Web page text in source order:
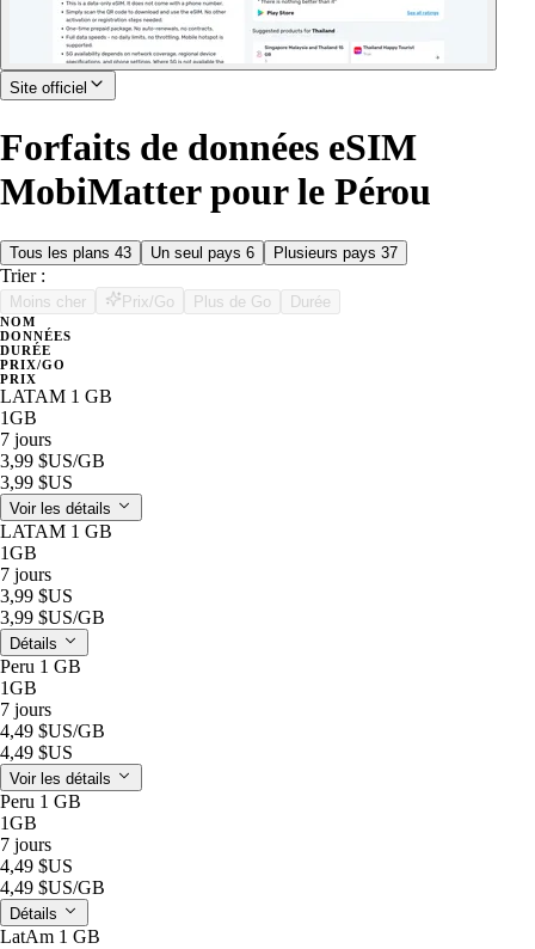
Site officiel
Forfaits de données eSIM
MobiMatter pour le Pérou
Tous les plans 43 Un seul pays 6 Plusieurs pays 37
Trier :
Moins cher Prix/Go Plus de Go Durée
NOM
DONNÉES
DURÉE
PRIX/GO
PRIX
LATAM 1 GB
1GB
7 jours
3,99 $US/GB
3,99 $US
Voir les détails
LATAM 1 GB
1GB
7 jours
3,99 $US
3,99 $US/GB
Détails
Peru 1 GB
1GB
7 jours
4,49 $US/GB
4,49 $US
Voir les détails
Peru 1 GB
1GB
7 jours
4,49 $US
4,49 $US/GB
Détails
LatAm 1 GB